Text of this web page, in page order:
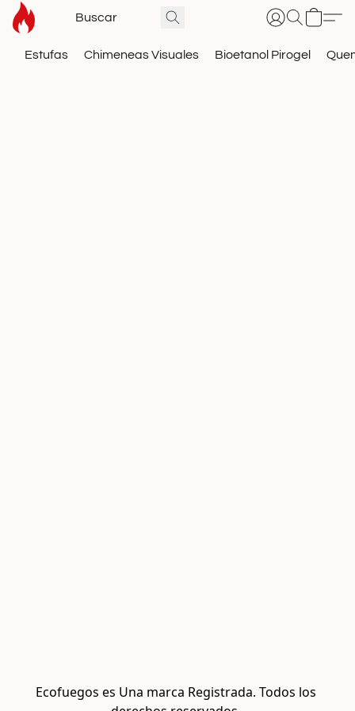
Estufas Chimeneas Visuales Bioetanol Pirogel
Ecofuegos es Una marca Registrada. Todos los